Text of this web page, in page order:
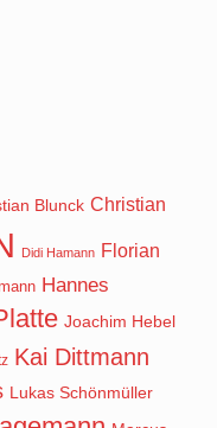
Blunck Christian
Didi Hamann Florian
Hannes
Joachim Hebel
Kai Dittmann
Lukas Schönmüller